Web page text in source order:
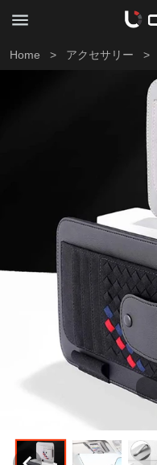
Home > アクセサリー >